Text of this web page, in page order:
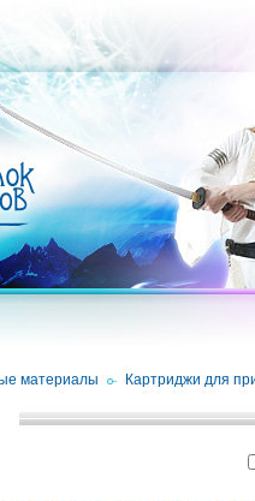
материалы / Картриджи для